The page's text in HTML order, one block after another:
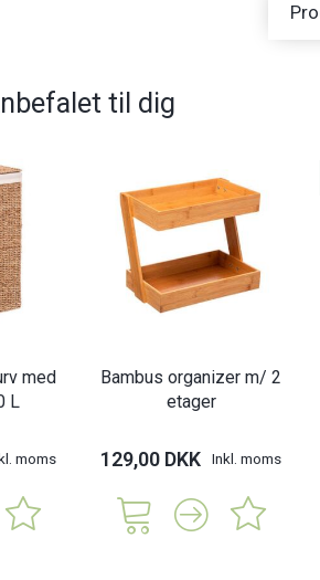
til dig
med
L
moms
Bambus organizer m/ 2
etager
129,00 DKK Inkl. moms